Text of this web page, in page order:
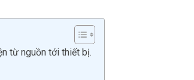
từ nguồn tới thiết bị.